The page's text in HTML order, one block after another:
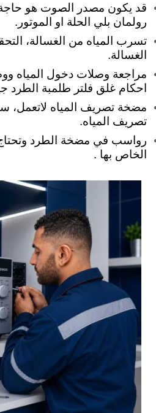
قد يكون مصدر الصوت هو حاجة
رولمان بلي الحلة او الموتور.
تسرب المياه من الغسالة،
الغسالة.
مراجعة وصلات دخول المياه
احكام غلق فلتر طلمبة الطرد
مضخة تصريف المياه
تصريف المياه.
رواسب في مضخة الطرد وتحتاج
الخاص بها .